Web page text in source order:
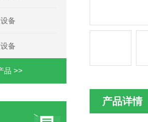
备
备
品 >>
产品详情